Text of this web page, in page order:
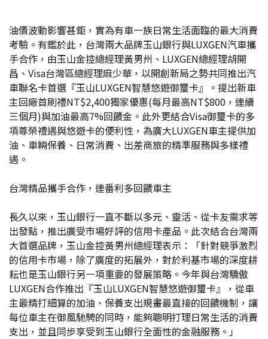
油價波動影響甚鉅，實為有車一族日常生活面臨的最大消費
考驗。有鑑於此，台灣兩大品牌玉山銀行與LUXGEN汽車攜
手合作，由玉山金控總經理黃男州、LUXGEN總經理胡開
昌、Visa台灣區總經理麻少華，以開創新局之勢共同推出汽
車聯名卡首選『玉山LUXGEN智慧悠遊御璽卡』。提出新車
主回廠首刷禮NT$2,400獨家優惠(每月最高NT$800，連續
三個月)與加油最高7%回饋金。此外更結合Visa御璽卡的多
項尊榮禮遇與悠遊卡的便利性，為廣大LUXGEN車主提供加
油、車輛保養、日常消費、出差商旅的精準服務與多樣禮
遇。
台灣精品攜手合作，連番利多回饋車主
長久以來，玉山銀行一直不斷以多元、靈活、從卡友需求等
出發點，推出廣受市場好評的信用卡產品。此次結合台灣兩
大首選品牌，玉山金控黃男州總經理表示：「針對競爭激烈
的信用卡市場，除了廣度的拓展外，對於利基市場的深度耕
耘也是玉山銀行另一項重要的發展策略。今年與台灣驕傲
LUXGEN合作推出『玉山LUXGEN智慧悠遊御璽卡』，從車
主最精打細算的加油、保養支出規畫最直接的回饋機制，讓
每位車主在御風馳騁的同時，能夠聰明打理日常生活的消費
支出，並且同步享受到玉山銀行全面性的金融服務。」